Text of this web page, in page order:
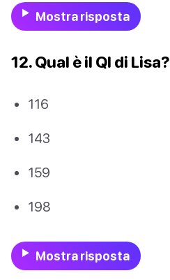
Mostra risposta
12. Qual è il QI di Lisa?
116
143
159
198
Mostra risposta